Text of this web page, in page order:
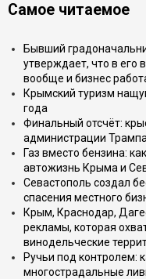
Самое читаемое
Бывший
утверждает, что в его
вообще и бизнес
Крымский туризм
года
Финальный отсчёт:
администрации Трампа
Газ вместо бензина:
автожизнь Крыма и
Севастополь создал
спасения местного
Крым, Краснодар,
рекламы, которая
винодельческие
Ручьи под контролем:
многострадальные